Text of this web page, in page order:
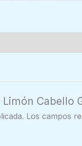
Cabello
Los campos